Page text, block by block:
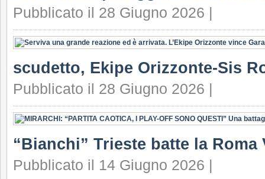
Pubblicato il 28 Giugno 2026 |
scudetto, Ekipe Orizzonte-Sis
Pubblicato il 28 Giugno 2026 |
“Bianchi” Trieste batte la Roma
Pubblicato il 14 Giugno 2026 |